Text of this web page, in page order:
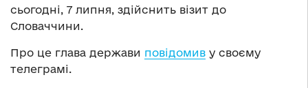
сьогодні, 7 липня, здійснить візит до
Словаччини.
Про це глава держави повідомив у своєму
телеграмі.